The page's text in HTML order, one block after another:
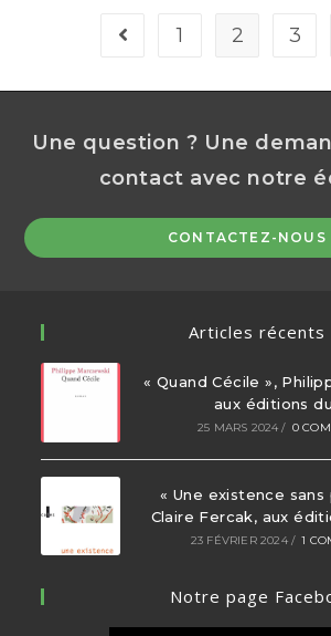
1 2 3
Une question ? Une
contact avec notre
CONTACTEZ-NOUS
Articles récents
« Quand Cécile »,
aux éditions
25 MARS 2024 / 0
« Une existence
Claire Fercak, aux
23 FÉVRIER 2024 / 1
Notre page